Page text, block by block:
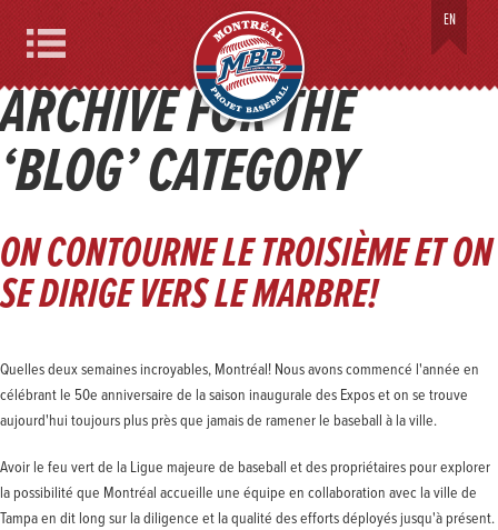
Menu
PROJET BASEBALL MONTRÉAL
EN
ARCHIVE FOR THE
‘BLOG’ CATEGORY
ON CONTOURNE LE TROISIÈME ET ON
SE DIRIGE VERS LE MARBRE!
Quelles deux semaines incroyables, Montréal! Nous avons commencé l'année en
célébrant le 50e anniversaire de la saison inaugurale des Expos et on se trouve
aujourd'hui toujours plus près que jamais de ramener le baseball à la ville.
Avoir le feu vert de la Ligue majeure de baseball et des propriétaires pour explorer
la possibilité que Montréal accueille une équipe en collaboration avec la ville de
Tampa en dit long sur la diligence et la qualité des efforts déployés jusqu'à présent.